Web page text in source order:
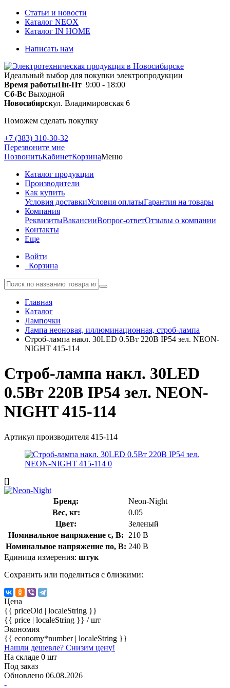
Статьи и новости
Каталог NEOX
Каталог IN HOME
Написать нам
Идеальный выбор для покупки электропродукции
Время работыПн-Пт 9:00 - 18:00
Сб-Вс Выходной
Новосибирскул. Владимировская 6
Поможем сделать покупку
+7 (383) 310-30-32
Перезвоните мне
ПозвонитьКабинетКорзинаМеню
Каталог продукции
Производители
Как купить
Условия доставкиУсловия оплатыГарантия на товары
Компания
РеквизитыВакансииВопрос-ответОтзывы о компании
Контакты
Еще
Войти
Корзина
Главная
Каталог
Лампочки
Лампа неоновая, иллюминационная, строб-лампа
Строб-лампа накл. 30LED 0.5Вт 220В IP54 зел. NEON-
NIGHT 415-114
Строб-лампа накл. 30LED
0.5Вт 220В IP54 зел. NEON-
NIGHT 415-114
Артикул производителя 415-114
[]
Бренд:
Neon-Night
Вес, кг:
0.05
Цвет:
Зеленый
Номинальное напряжение с, В:
210 В
Номинальное напряжение по, В: 240 В
Единица измерения: штук
Сохранить или поделиться с близкими:
Цена
{{ priceOld | localeString }}
{{ price | localeString }} / шт
Экономия
{{ economy*number | localeString }}
Нашли дешевле? Снизим цену!
На складе 0 шт
Под заказ
Обновлено 06.08.2026
-